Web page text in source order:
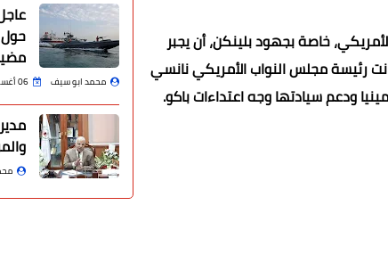
خاصة بجهود بلينكن، أن يجبر
يوم 16 سبتمبر. وفي هذه الأثناء كانت رئيسة مجلس النواب الأمريكي نانسي
ودعم سيادتها وجه اعتداءات باكو.
محمد ابو سيف 06 أغسطس 2026